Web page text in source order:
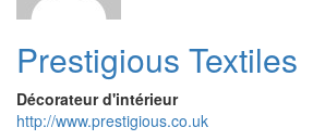
Prestigious Textiles
Décorateur d'intérieur
http://www.prestigious.co.uk